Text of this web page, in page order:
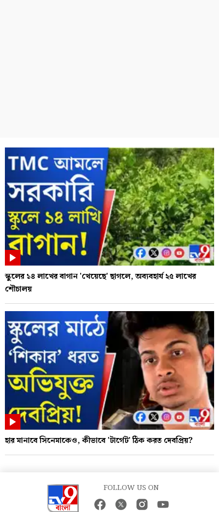
স্কুলের ১৪ লাখের বাগান 'খেয়েছে' ছাগলে, অব্যবহার্য ২৫ লাখের
শৌচালয়
হার মানাবে সিনেমাকেও, কীভাবে 'টার্গেট' ঠিক করত দেবপ্রিয়?
FOLLOW US ON